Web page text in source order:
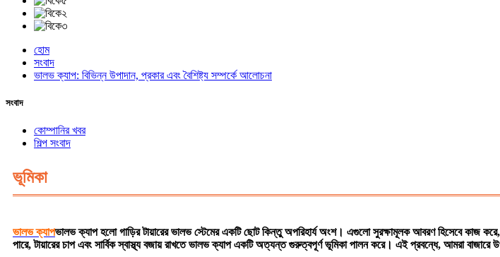
হোম
সংবাদ
ভালভ ক্যাপ: বিভিন্ন উপাদান, প্রকার এবং বৈশিষ্ট্য সম্পর্কে আলোচনা
সংবাদ
কোম্পানির খবর
শিল্প সংবাদ
ভূমিকা
ভালভ ক্যাপভালভ ক্যাপ হলো গাড়ির টায়ারের ভালভ স্টেমের একটি ছোট কিন্তু অপরিহার্য অংশ। এগুলো সুরক্ষামূলক আবরণ হিসেবে কাজ
পারে, টায়ারের চাপ এবং সার্বিক স্বাস্থ্য বজায় রাখতে ভালভ ক্যাপ একটি অত্যন্ত গুরুত্বপূর্ণ ভূমিকা পালন করে। এই প্রবন্ধে, আমরা